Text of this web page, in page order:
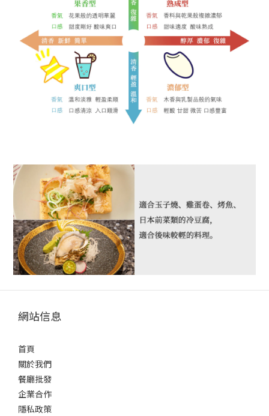
網站信息
首頁
關於我們
餐廳批發
企業合作
隱私政策